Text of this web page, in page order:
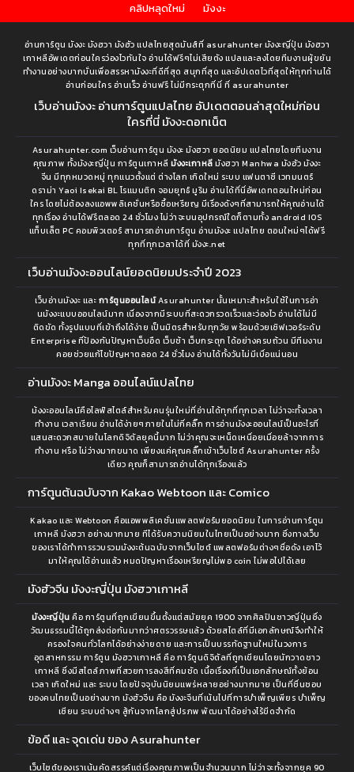
ตอนที่ 146 ตอนที่ 145
ตอนที่ 144
กันยายน 10, 2022
ตอนที่ 143
กันยายน 10, 2022
กันยายน 10, 2022
ตอนที่ 141
กันยายน 10, 2022
ตอนที่ 140
กันยายน 10, 2022
ตอนที่ 139
กันยายน 10, 2022
ตอนที่ 138
กันยายน 10, 2022
ตอนที่ 137
กันยายน 10, 2022
ตอนที่ 136
กันยายน 10, 2022
ตอนที่ 135
กันยายน 10, 2022
ตอนที่ 134
กันยายน 10, 2022
ตอนที่ 133
กันยายน 10, 2022
ตอนที่ 132
กันยายน 10, 2022
ตอนที่ 131
กันยายน 10, 2022
ตอนที่ 130
กันยายน 10, 2022
ตอนที่ 129
กันยายน 10, 2022
กันยายน 10, 2022
ตอนที่ 127
ตอนที่ 126
กันยายน 10, 2022
ตอนที่ 125
กันยายน 10, 2022
ตอนที่ 124
กันยายน 10, 2022
ตอนที่ 123
กันยายน 10, 2022
ตอนที่ 122
กันยายน 10, 2022
ตอนที่ 121
กันยายน 10, 2022
ตอนที่ 120
กันยายน 10, 2022
ตอนที่ 119
กันยายน 10, 2022
ตอนที่ 118
กันยายน 10, 2022
ตอนที่ 117
ตอนที่ 116 ตอนที่ 115
คลิปหลุดใหม่ มังงะ
อ่านการ์ตูน มังงะ มังฮวา มังฮัว แปลไทยสุดมันส์ที่ asurahunter มังงะญี่ปุ่น มังฮวา
เกาหลีอัพเดตก่อนใครว่องไวทันใจ อ่านได้ฟรีๆไม่เสียตัง แปลและลงโดยทีมงานผู้ขยัน
ทำงานอย่างบากบั่นเพื่อสรรหามังงะที่ดีที่สุด สนุกที่สุด และอัปเดตไวที่สุดให้ทุกท่านได้
อ่านก่อนใคร อ่านเร็ว อ่านฟรี ไม่มีกระตุกที่นี่ ที่ asurahunter
เว็บอ่านมังงะ อ่านการ์ตูนแปลไทย อัปเดตตอนล่าสุดใหม่ก่อน
ใครที่นี่ มังงะดอทเน็ต
Asurahunter.com เว็บอ่านการ์ตูน มังงะ มังฮวา ยอดนิยม แปลไทยโดยทีมงาน
คุณภาพ ทั้งมังงะญี่ปุ่น การ์ตูนเกาหลีมังงะเกาหลี มังฮวา Manhwa มังฮัว มังงะ
จีน มีทุกหมวดหมู่ ทุกแนวตั้งแต่ ต่างโลก เกิดใหม่ ระบบ แฟนตาซี เวทมนตร์
ดราม่า Yaoi Isekai BL โรแมนติก จอมยุทธ์ มูริม อ่านได้ที่นี่อัพเดทตอนใหม่ก่อน
ใคร โดยไม่ต้องลงแอพพลิเคชั่นหรือซื้อเหรียญ มีเรื่องดังๆที่สามารถให้คุณอ่านได้
ทุกเรื่อง อ่านได้ฟรีตลอด 24 ชั่วโมง ไม่ว่าจะบนอุปกรณ์ใดก็ตามทั้ง android IOS
แท็บเล็ต PC คอมพิวเตอร์ สามารถอ่านการ์ตูน อ่านมังงะ แปลไทย ตอนใหม่ๆได้ฟรี
ทุกที่ทุกเวลาได้ที่ มังงะ.net
เว็บอ่านมังงะออนไลน์ยอดนิยมประจำปี 2023
เว็บอ่านมังงะ และ การ์ตูนออนไลน์Asurahunter นั้นเหมาะสำหรับใช้ในการอ่า
นมังงะแบบออนไลน์มาก เนื่องจากมีระบบที่สะดวกรวดเร็วและว่องไว อ่านได้ไม่มี
ติดขัด ทั้งรูปแบบที่เข้าถึงได้ง่าย เป็นมิตรสำหรับทุกวัย พร้อมด้วยเซิฟเวอร์ระดับ
Enterprise ที่ป้องกันปัญหาเว็บอืด เว็บช้า เว็บกระตุก ได้อย่างครบถ้วน มีทีมงาน
คอยช่วยแก้ไขปัญหาตลอด 24 ชั่วโมง อ่านได้ทั้งวันไม่มีเบื่อแน่นอน
อ่านมังงะ Manga ออนไลน์แปลไทย
ม้งงะออนไลน์คือไลฟ์สไตล์สำหรับคนรุ่นใหม่ที่อ่านได้ทุกที่ทุกเวลา ไม่ว่าจะทั้งเวลา
ทำงาน เวลาเรียน อ่านได้ง่ายๆภายในไม่กี่คลิ๊ก การอ่านมังงะออนไลน์เป็นอะไรที่
แสนสะดวกสบายในโลกดิจิตัลยุคนี้มาก ไม่ว่าคุณจะเหน็ดเหนื่อยเมื่อยล้าจากการ
ทำงาน หรือ ไม่ว่างมากขนาด เพียงแค่คุณคลิ๊กเข้าเว็บไซต์ Asurahunter ครั้ง
เดียว คุณก็สามารถอ่านได้ทุกเรื่องแล้ว
การ์ตูนต้นฉบับจาก Kakao Webtoon และ Comico
Kakao และ Webtoon คือแอพพลิเคชั่นแพลตฟอร์มยอดนิยม ในการอ่านการ์ตูน
เกาหลี มังฮวา อย่างมากมาย ทีได้รับความนิยมในไทยเป็นอย่างมาก ซึ่งทางเว็บ
ของเราได้ทำการรวบรวมมังงะต้นฉบับจากเว็บไซต์ แพลตฟอร์มต่างๆชื่อดัง เอาไว้
มาให้คุณได้อ่านแล้ว หมดปัญหาเรื่องเหรียญไม่พอ coin ไม่พอไปได้เลย
มังฮัวจีน มังงะญี่ปุ่น มังฮวาเกาหลี
มังงะญี่ปุ่น คือ การ์ตูนที่ถูกเขียนขึ้นตั้งแต่สมัยยุค 1900 จากศิลปินชาวญี่ปุ่นซึ่ง
วัฒนธรรมนี้ได้ถูกส่งต่อกันมากว่าศตรวรรษแล้ว ด้วยสไตล์ที่มีเอกลักษณ์จึงทำให้
ครองใจคนทั่วโลกได้อย่างง่ายดาย และการเป็นบรรทัดฐานใหม่ในวงการ
อุตสาหกรรม การ์ตูน มังฮวาเกาหลี คือ การ์ตูนดิจิตัลที่ถูกเขียนโดยนักวาดชาว
เกาหลี ซึ่งมีสไตล์ภาพที่สวยการลงสีที่คมชัด เนื้อเรื่องที่เป็นเอกลักษณ์ทั้งย้อน
เวลา เกิดใหม่ และ ระบบ โดยปัจจุบันนิยมแพร่หลายอย่างมากมาย เป็นที่ชื่นชอบ
ของคนไทยเป็นอย่างมาก มังฮัวจีน คือ มังงะจีนที่เน้นไปที่การบำเพ็ญเพียร บำเพ็ญ
เซียน ระบบต่างๆ สู้กันจากโลกสู่ปรภพ พัฒนาได้อย่างไร้ขีดจำกัด
ข้อดี และ จุดเด่น ของ Asurahunter
เว็บไซต์ของเราเน้นคัดสรรค์แต่เรื่องคุณภาพเป็นจำนวนมาก ไม่ว่าจะทั้งจากยุค 90